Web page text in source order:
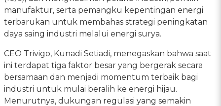
manufaktur, serta pemangku kepentingan energi
terbarukan untuk membahas strategi peningkatan
daya saing industri melalui energi surya.
CEO Trivigo, Kunadi Setiadi, menegaskan bahwa saat
ini terdapat tiga faktor besar yang bergerak secara
bersamaan dan menjadi momentum terbaik bagi
industri untuk mulai beralih ke energi hijau.
Menurutnya, dukungan regulasi yang semakin